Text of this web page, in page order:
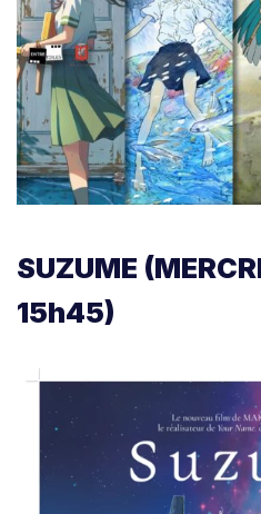
SUZUME
15h45)